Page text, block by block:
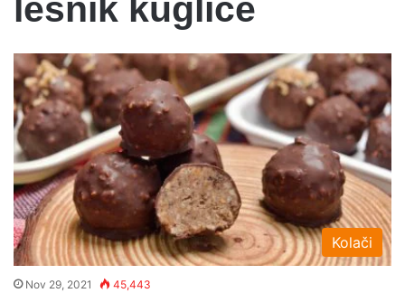
lesnik kuglice
Kolači
Nov 29, 2021 45,443